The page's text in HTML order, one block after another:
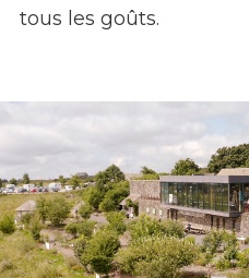
tous les goûts.